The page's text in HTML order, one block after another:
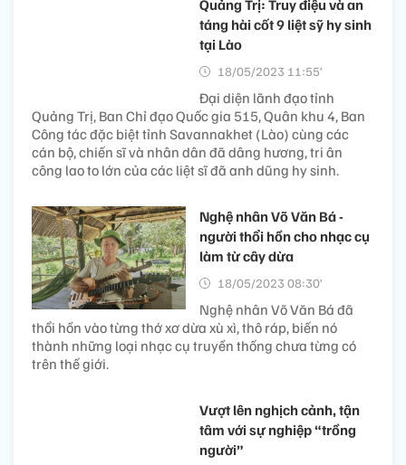
Quảng Trị: Truy điệu và an
táng hài cốt 9 liệt sỹ hy sinh
tại Lào
18/05/2023 11:55’
Đại diện lãnh đạo tỉnh
Quảng Trị, Ban Chỉ đạo Quốc gia 515, Quân khu 4, Ban
Công tác đặc biệt tỉnh Savannakhet (Lào) cùng các
cán bộ, chiến sĩ và nhân dân đã dâng hương, tri ân
công lao to lớn của các liệt sĩ đã anh dũng hy sinh.
Nghệ nhân Võ Văn Bá -
người thổi hồn cho nhạc cụ
làm từ cây dừa
18/05/2023 08:30’
Nghệ nhân Võ Văn Bá đã
thổi hồn vào từng thớ xơ dừa xù xì, thô ráp, biến nó
thành những loại nhạc cụ truyền thống chưa từng có
trên thế giới.
Vượt lên nghịch cảnh, tận
tâm với sự nghiệp “trồng
người”